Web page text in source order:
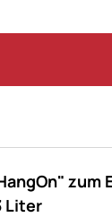
zum
Liter